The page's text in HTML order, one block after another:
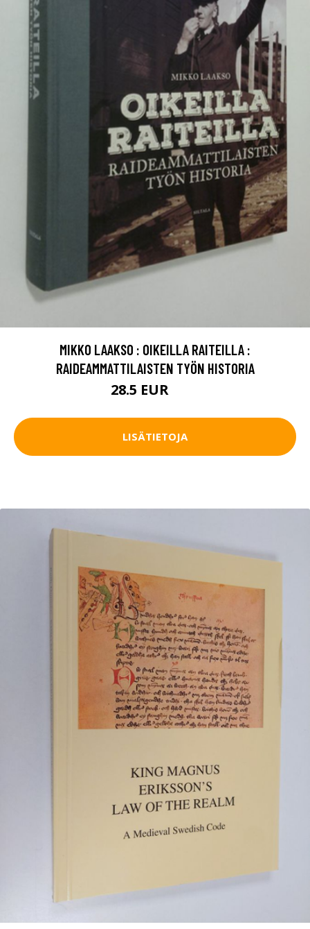
MIKKO LAAKSO : OIKEILLA RAITEILLA :
RAIDEAMMATTILAISTEN TYÖN HISTORIA
28.5 EUR
LISÄTIETOJA